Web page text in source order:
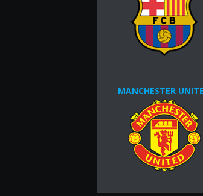
MANCHESTER